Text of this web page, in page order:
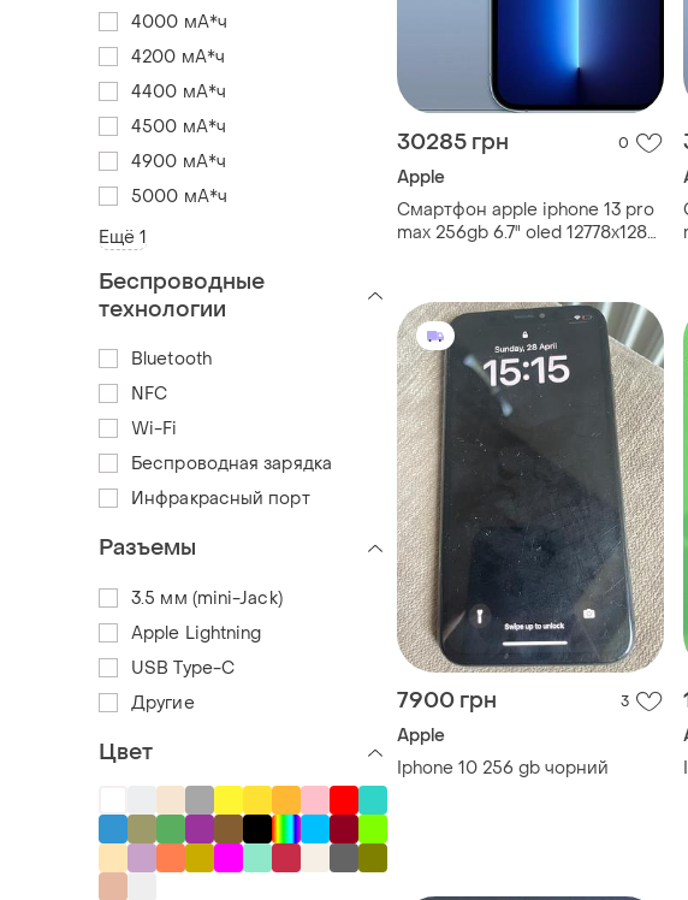
30285 грн 0
Apple
Смартфон apple iphone 13 pro
max 256gb 6.7" oled 12778x1284
7900 грн 3
Apple
Iphone 10 256 gb чорний
4000 мА*ч
4200 мА*ч
4400 мА*ч
4500 мА*ч
4900 мА*ч
5000 мА*ч
Ещё 1
Беспроводные
технологии
Bluetooth
NFC
Wi-Fi
Беспроводная зарядка
Инфракрасный порт
Разъемы
3.5 мм (mini-Jack)
Apple Lightning
USB Type-C
Другие
Цвет